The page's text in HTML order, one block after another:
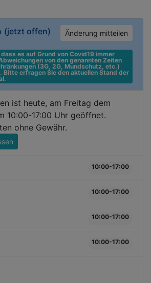
(jetzt offen) Änderung mitteilen
es auf Grund von Covid19 immer
von den genannten Zeiten
(3G, 2G, Mundschutz, etc.)
Bitte erfragen Sie den aktuellen Stand der
ist heute, am Freitag dem
10:00-17:00 Uhr geöffnet.
ohne Gewähr.
10:00-17:00
10:00-17:00
10:00-17:00
10:00-17:00